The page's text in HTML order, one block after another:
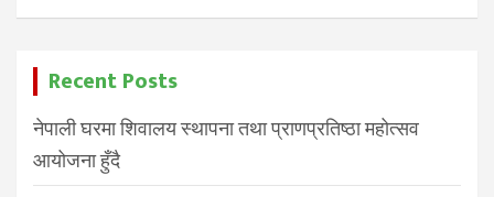
Recent Posts
नेपाली घरमा शिवालय स्थापना तथा प्राणप्रतिष्ठा महोत्सव
आयोजना हुँदै